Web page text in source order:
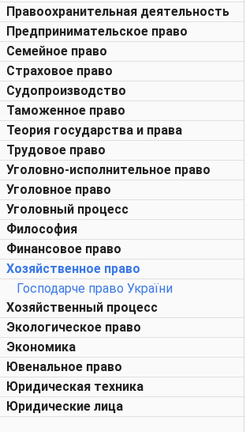
Правоохранительная деятельность
Предпринимательское право
Семейное право
Страховое право
Судопроизводство
Таможенное право
Теория государства и права
Трудовое право
Уголовно-исполнительное право
Уголовное право
Уголовный процесс
Философия
Финансовое право
Хозяйственное право
Господарче право України
Хозяйственный процесс
Экологическое право
Экономика
Ювенальное право
Юридическая техника
Юридические лица